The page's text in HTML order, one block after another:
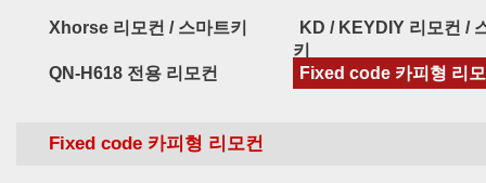
Xhorse 리모컨 / 스마트키
KD / KEYDIY 리모컨 /
키
QN-H618 전용 리모컨
Fixed code 카피형 리
Fixed code 카피형 리모컨